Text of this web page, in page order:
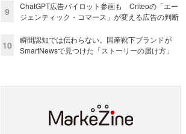
9
ChatGPT広告パイロット参画も Criteoの「エー
ジェンティック・コマース」が変える広告の判断
10
瞬間認知では伝わらない。国産靴下ブランドが
SmartNewsで見つけた「ストーリーの届け方」